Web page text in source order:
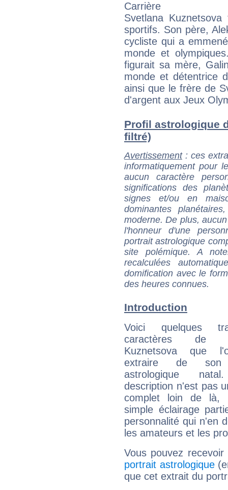
Carrière
Svetlana
sportifs. Son père,
cycliste qui a
monde et
figurait sa mère,
monde et détentrice
ainsi que le frère de
d'argent aux Jeux
Profil astrologique
filtré)
Avertissement: ces
informatiquement pour
aucun caractère
significations des
signes et/ou en
dominantes
moderne. De plus,
l'honneur d'une
portrait astrologique
site polémique. A
recalculées
domification avec le
des heures connues.
Introduction
Voici quelques
caractères de
Kuznetsova que
extraire de son
astrologique
description n'est pas
complet loin de là,
simple éclairage
personnalité qui n'en
les amateurs et les
Vous pouvez
portrait astrologique
que cet extrait du